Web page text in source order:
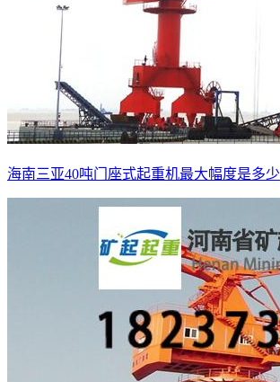
海南三亚40吨门座式起重机最大幅度是多少